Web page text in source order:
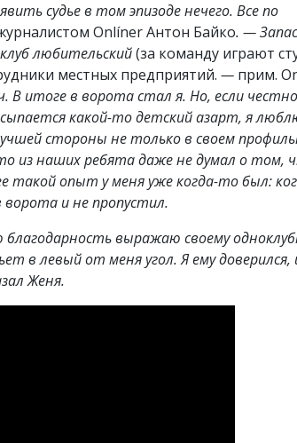
судье в том эпизоде нечего. Все по
Onlíner Антон Байко. —
любительский(за команду играют
местных предприятий. — прим.
В итоге в ворота стал я. Но, если
какой-то детский азарт, я
стороны не только в своем
из наших ребята даже не думал о том,
опыт у меня уже когда-то был:
и не пропустил.
выражаю своему
в левый от меня угол. Я ему доверился,
Женя.